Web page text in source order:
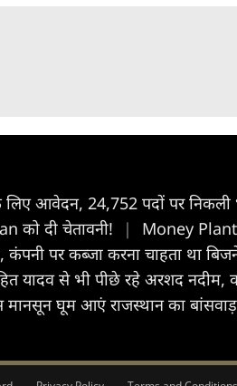
लिए आवेदन, 24,752 पदों पर निकली
को दी चेतावनी! |
Money Plant:
कंपनी पर कब्जा करना चाहता था
यादव से भी पीछे रहे अरशद
घूम आएं राजस्थान का